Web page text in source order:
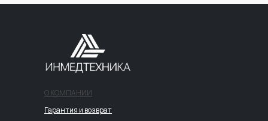
О КОМПАНИИ
Гарантия и возврат